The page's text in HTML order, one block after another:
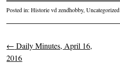
Posted in:Historie vd zendhobby,Uncategorized
Post navigation
← Daily Minutes, April 16,
2016